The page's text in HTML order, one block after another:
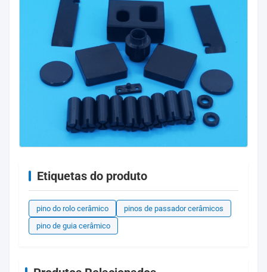
Etiquetas do produto
pino do rolo cerâmico
pinos de passador cerâmicos
pino de guia cerâmico